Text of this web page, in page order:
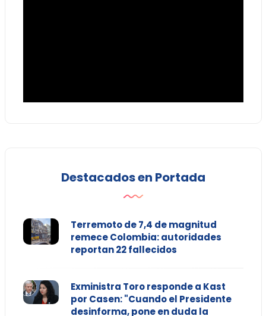
Destacados en Portada
Terremoto de 7,4 de magnitud
remece Colombia: autoridades
reportan 22 fallecidos
Exministra Toro responde a Kast
por Casen: "Cuando el Presidente
desinforma, pone en duda la